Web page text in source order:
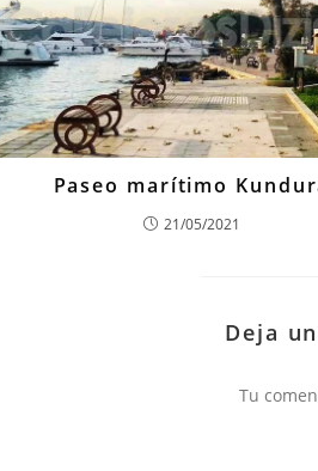
Paseo marítimo
21/05/2021
Deja
Comentario